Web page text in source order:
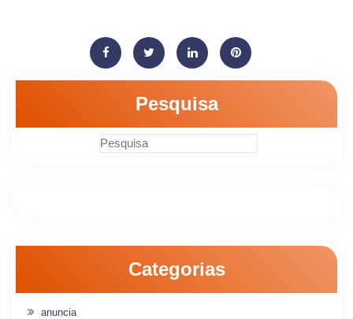
Pesquisa
Categorias
anuncia